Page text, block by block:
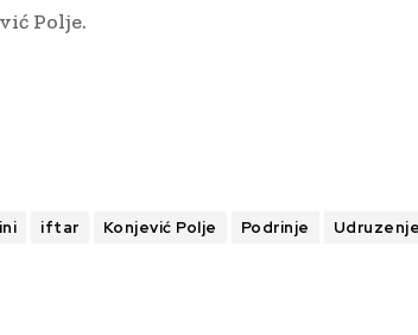
Polje.
iftar Konjević Polje Podrinje Udruzenje